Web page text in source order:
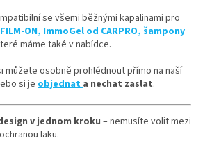
se všemi běžnými kapalinami pro
ON, ImmoGel od CARPRO, šampony
máme také v nabídce.
můžete osobně prohlédnout přímo na naší
si je objednata nechat zaslat.
v jednom kroku – nemusíte volit mezi
laku.